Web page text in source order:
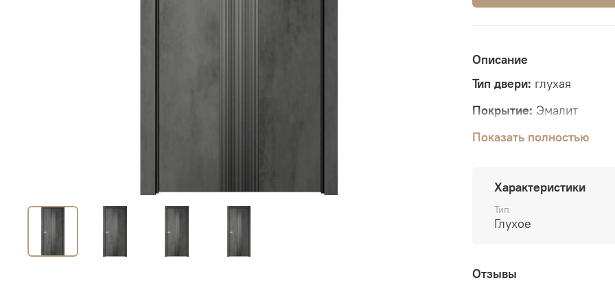
Описание
Тип двери: глухая
Покрытие: Эмалит
Толщина полотна:44 мм
Упаковка:пенопласт,
Дополнительно:
Показать полностью
Характеристики
Тип
Глухое
Отзывы